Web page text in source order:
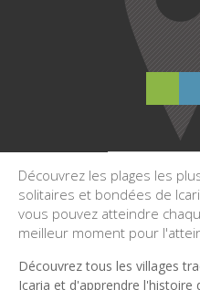
Découvrez les plages les
solitaires et bondées de
vous pouvez atteindre
meilleur moment pour
Découvrez tous les villages
Icaria et d'apprendre l'histoire